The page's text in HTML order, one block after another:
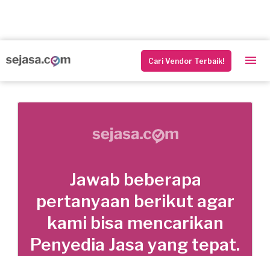
Cari Vendor Terbaik!
Jawab beberapa
pertanyaan berikut agar
kami bisa mencarikan
Penyedia Jasa yang tepat.